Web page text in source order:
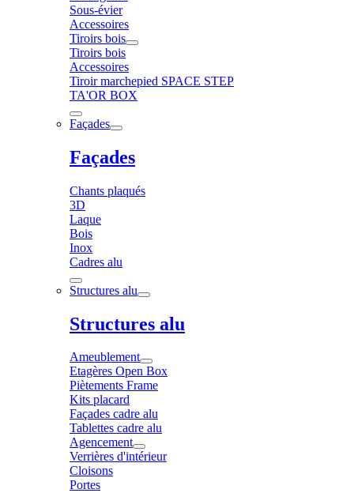
Sous-évier
Accessoires
Tiroirs bois
Tiroirs bois
Accessoires
Tiroir marchepied SPACE STEP
TA'OR BOX
Façades
Façades
Chants plaqués
3D
Laque
Bois
Inox
Cadres alu
Structures alu
Structures alu
Ameublement
Etagères Open Box
Piètements Frame
Kits placard
Façades cadre alu
Tablettes cadre alu
Agencement
Verrières d'intérieur
Cloisons
Portes